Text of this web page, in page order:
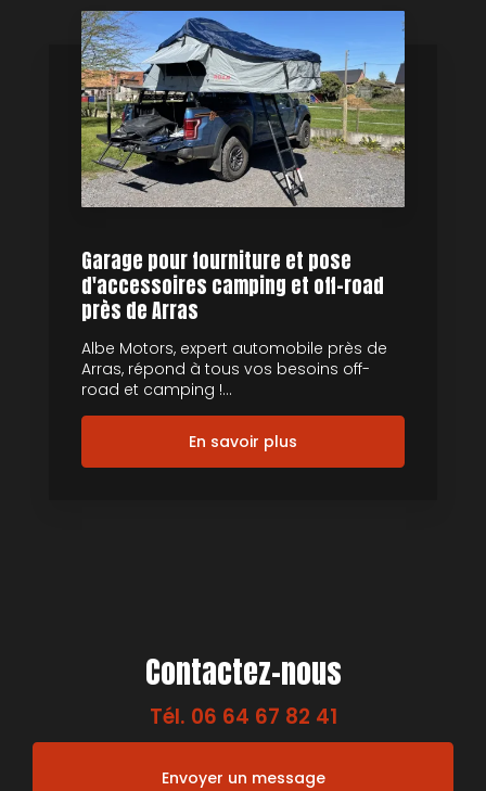
Garage pour fourniture et pose
d'accessoires camping et off-road
près de Arras
Albe Motors, expert automobile près de
Arras, répond à tous vos besoins off-
road et camping !...
En savoir plus
Contactez-nous
Tél. 06 64 67 82 41
Envoyer un message